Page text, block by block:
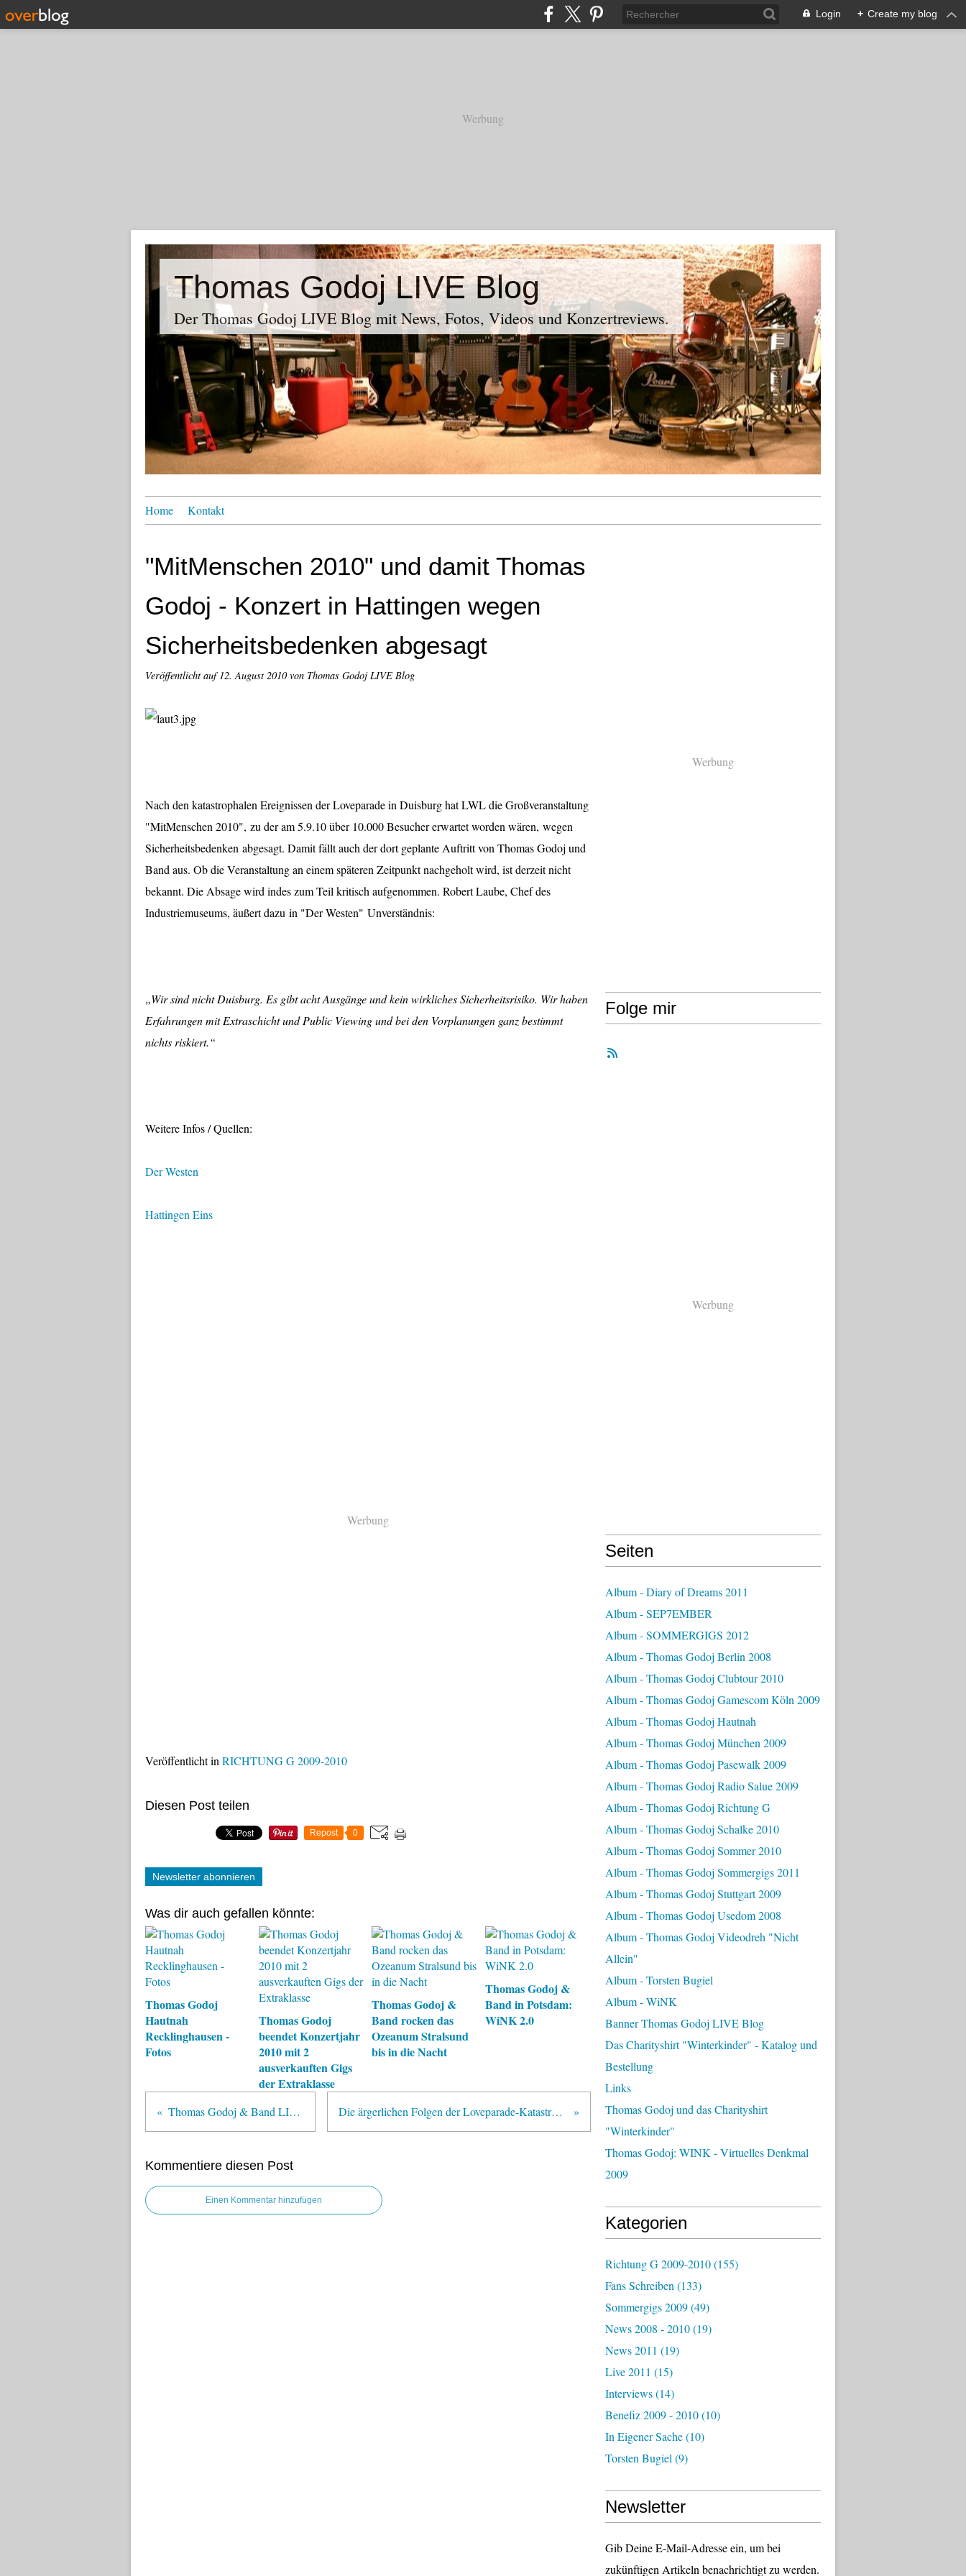
Login + Create my blog
Werbung
Thomas Godoj LIVE Blog
Der Thomas Godoj LIVE Blog mit News, Fotos, Videos und Konzertreviews.
Home Kontakt
"MitMenschen 2010" und damit Thomas
Godoj - Konzert in Hattingen wegen
Sicherheitsbedenken abgesagt
Veröffentlicht auf12. August 2010von Thomas Godoj LIVE Blog
Nach den katastrophalen Ereignissen der Loveparade in Duisburg hat LWL die Großveranstaltung
"MitMenschen 2010", zu der am 5.9.10 über 10.000 Besucher erwartet worden wären, wegen
Sicherheitsbedenken abgesagt. Damit fällt auch der dort geplante Auftritt von Thomas Godoj und
Band aus. Ob die Veranstaltung an einem späteren Zeitpunkt nachgeholt wird, ist derzeit nicht
bekannt. Die Absage wird indes zum Teil kritisch aufgenommen. Robert Laube, Chef des
Industriemuseums, äußert dazu in "Der Westen" Unverständnis:
„Wir sind nicht Duisburg. Es gibt acht Ausgänge und kein wirkliches Sicherheitsrisiko. Wir haben
Erfahrungen mit Extraschicht und Public Viewing und bei den Vorplanungen ganz bestimmt
nichts riskiert.“
Weitere Infos / Quellen:
Der Westen
Hattingen Eins
Werbung
Veröffentlicht in RICHTUNG G 2009-2010
Diesen Post teilen
Repost 0
Newsletter abonnieren
Was dir auch gefallen könnte:
Thomas Godoj
Hautnah
Recklinghausen -
Fotos
Thomas Godoj
beendet Konzertjahr
2010 mit 2
ausverkauften Gigs
der Extraklasse
Thomas Godoj &
Band rocken das
Ozeanum Stralsund
bis in die Nacht
Thomas Godoj &
Band in Potsdam:
WiNK 2.0
Thomas Godoj & Band LIVE - Über 80 Konzerte seit 2008 Die ärgerlichen Folgen der Loveparade-Katastrophe: Zunehmend Absagen für Großveranstaltungen
Kommentiere diesen Post
Einen Kommentar hinzufügen
Werbung
Folge mir
Werbung
Seiten
Album - Diary of Dreams 2011
Album - SEP7EMBER
Album - SOMMERGIGS 2012
Album - Thomas Godoj Berlin 2008
Album - Thomas Godoj Clubtour 2010
Album - Thomas Godoj Gamescom Köln 2009
Album - Thomas Godoj Hautnah
Album - Thomas Godoj München 2009
Album - Thomas Godoj Pasewalk 2009
Album - Thomas Godoj Radio Salue 2009
Album - Thomas Godoj Richtung G
Album - Thomas Godoj Schalke 2010
Album - Thomas Godoj Sommer 2010
Album - Thomas Godoj Sommergigs 2011
Album - Thomas Godoj Stuttgart 2009
Album - Thomas Godoj Usedom 2008
Album - Thomas Godoj Videodreh "Nicht
Allein"
Album - Torsten Bugiel
Album - WiNK
Banner Thomas Godoj LIVE Blog
Das Charityshirt "Winterkinder" - Katalog und
Bestellung
Links
Thomas Godoj und das Charityshirt
"Winterkinder"
Thomas Godoj: WINK - Virtuelles Denkmal
2009
Kategorien
Richtung G 2009-2010(155)
Fans Schreiben (133)
Sommergigs 2009(49)
News 2008 - 2010(19)
News 2011 (19)
Live 2011 (15)
Interviews(14)
Benefiz 2009 - 2010(10)
In Eigener Sache(10)
Torsten Bugiel (9)
Newsletter
Gib Deine E-Mail-Adresse ein, um bei
zukünftigen Artikeln benachrichtigt zu werden.